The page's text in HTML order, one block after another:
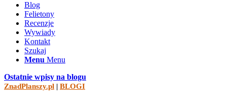
Blog
Felietony
Recenzje
Wywiady
Kontakt
Szukaj
Menu Menu
Ostatnie wpisy na blogu
ZnadPlanszy.pl | BLOGI